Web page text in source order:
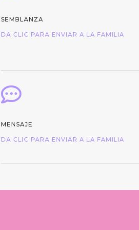
SEMBLANZA
DA CLIC PARA ENVIAR A LA FAMILIA

MENSAJE
DA CLIC PARA ENVIAR A LA FAMILIA